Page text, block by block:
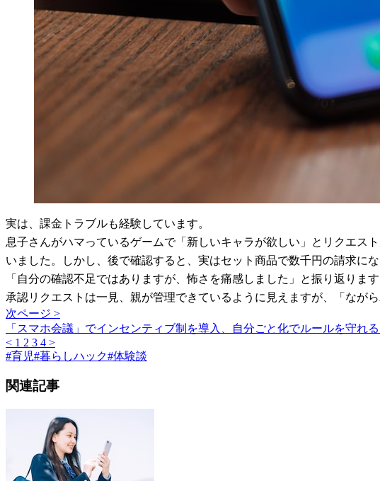
実は、課金トラブルも経験しています。
息子さんがハマっているゲームで「新しいキャラが欲しい」とリクエス
いました。しかし、後で確認すると、実はセット商品で数千円の請求にな
「自分の確認不足ではありますが、怖さを痛感しました」と振り返ります
承認リクエストは一見、親が管理できているように見えますが、「なが
次ページ >
「スマホ会議」でインセンティブ制を導入、自分ごと化でルールを守れ
< 1 2 3 4 >
#育児#暮らしハック#体験談
関連記事